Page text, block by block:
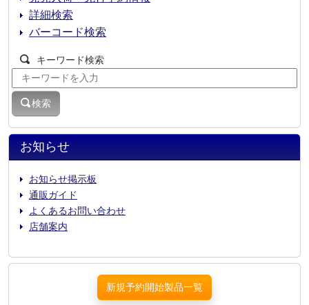
お知らせ
お知らせ掲示板
通販ガイド
よくあるお問い合わせ
店舗案内
詳細検索
バーコード検索
キーワード検索
検索
新規予約開始製品一覧